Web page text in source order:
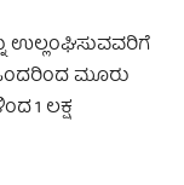
ಉಲ್ಲಂಘಿಸುವವರಿಗೆ
ಮೂರು
1 ಲಕ್ಷ